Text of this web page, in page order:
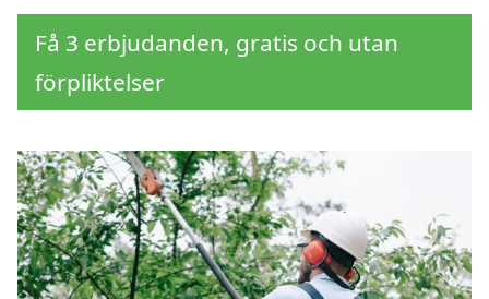
Få 3 erbjudanden, gratis och utan
förpliktelser